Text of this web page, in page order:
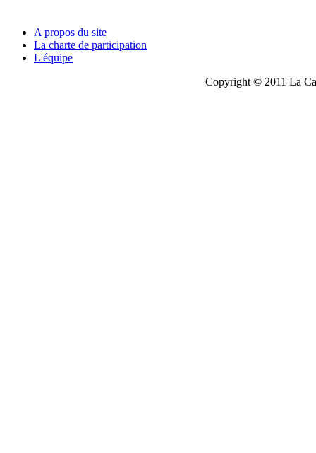
A propos du site
La charte de participation
L'équipe
Copyright © 2011 La